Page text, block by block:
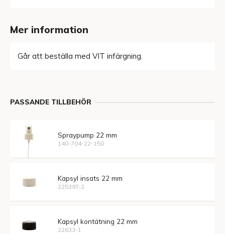
Mer information
Går att beställa med VIT infärgning.
PASSANDE TILLBEHÖR
Spraypump 22 mm
140-704-22-150
Kapsyl insats 22 mm
22539T-2
Kapsyl kontätning 22 mm
22633-1